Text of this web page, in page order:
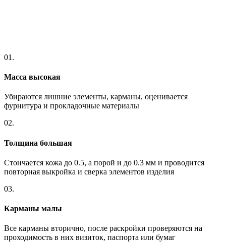
01.
Масса высокая
Убираются лишние элементы, карманы, оценивается
фурнитура и прокладочные материалы
02.
Толщина большая
Стончается кожа до 0.5, а порой и до 0.3 мм и проводится
повторная выкройка и сверка элементов изделия
03.
Карманы малы
Все карманы вторично, после раскройки проверяются на
проходимость в них визиток, паспорта или бумаг